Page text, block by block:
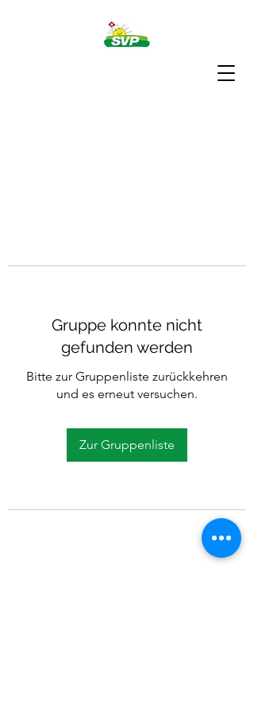
Gruppe konnte nicht
gefunden werden
Bitte zur Gruppenliste zurückkehren
und es erneut versuchen.
Zur Gruppenliste